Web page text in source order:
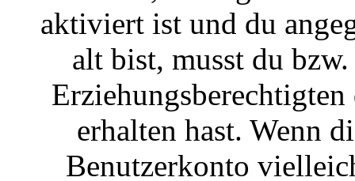
aktiviert ist und du
alt bist, musst du
erhalten hast. Wenn
Benutzerkonto